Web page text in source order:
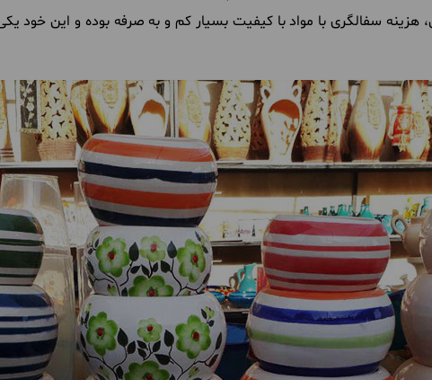
هزینه سفالگری با مواد با کیفیت بسیار کم و به صرفه بوده و این خود